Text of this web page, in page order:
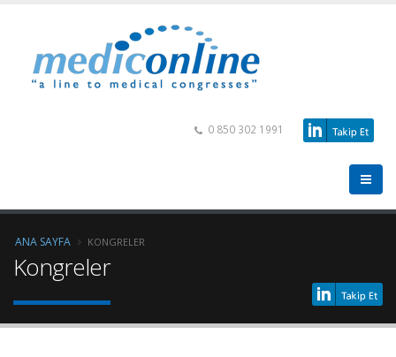
0 850 302 1991
ANA SAYFA KONGRELER
Kongreler